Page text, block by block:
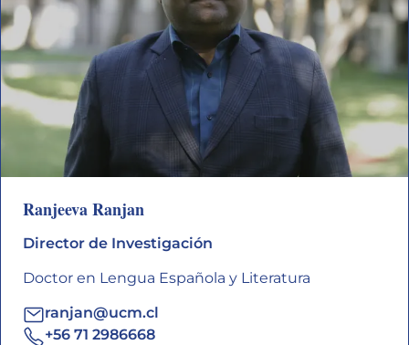
Ranjeeva Ranjan
Director de Investigación
Doctor en Lengua Española y Literatura
ranjan@ucm.cl
+56 71 2986668